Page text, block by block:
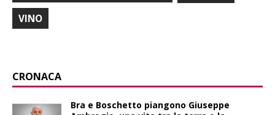
VINO
CRONACA
Bra e Boschetto piangono Giuseppe